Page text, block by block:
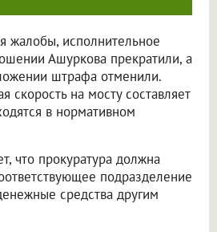
жалобы, исполнительное
Ашуркова прекратили, а
штрафа отменили.
скорость на мосту составляет
в нормативном
что прокуратура должна
подразделение
средства другим